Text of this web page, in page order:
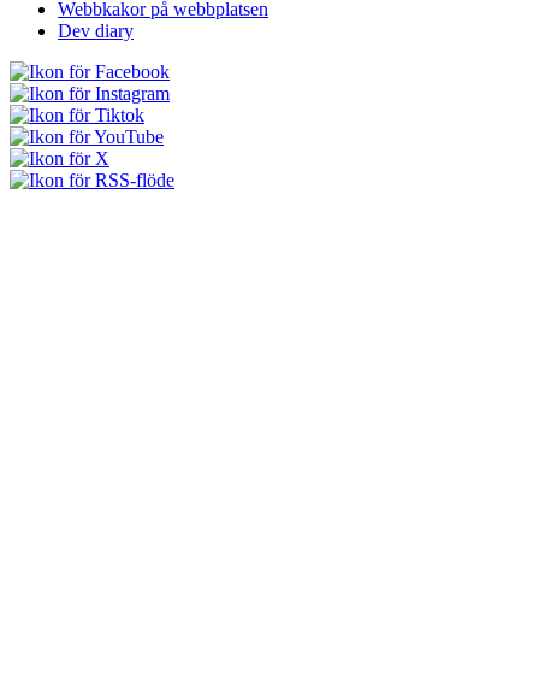
Webbkakor på webbplatsen
Dev diary